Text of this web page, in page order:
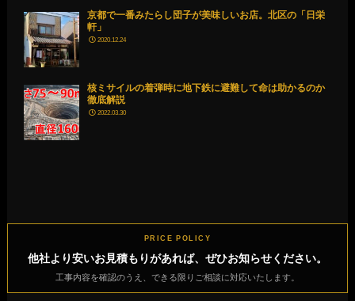
京都で一番みたらし団子が美味しいお店。北区の「日栄
軒」
2020.12.24
核ミサイルの着弾時に地下鉄に避難して命は助かるのか
徹底解説
2022.03.30
PRICE POLICY
他社より安いお見積もりがあれば、ぜひお知らせください。
工事内容を確認のうえ、できる限りご相談に対応いたします。